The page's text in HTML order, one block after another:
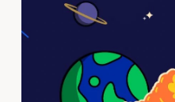
Arbejde med os
Kontakt os
Hvor du kan finde os
Leverandører og partnere